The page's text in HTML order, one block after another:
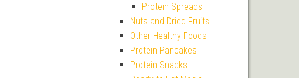
Protein Spreads
Nuts and Dried Fruits
Other Healthy Foods
Protein Pancakes
Protein Snacks